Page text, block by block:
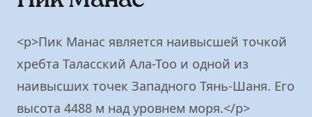
<p>Пик Манас является наивысшей точкой
хребта Таласский Ала-Тоо и одной из
наивысших точек Западного Тянь-Шаня. Его
высота 4488 м над уровнем моря.</p>